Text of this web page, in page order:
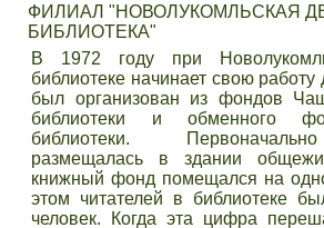
ФИЛИАЛ "НОВОЛУКОМЛЬСКАЯ
БИБЛИОТЕКА"
В 1972 году при
библиотеке начинает свою работу
был организован из фондов
библиотеки и обменного
библиотеки.
размещалась в здании
книжный фонд помещался на
этом читателей в библиотеке
человек. Когда эта цифра